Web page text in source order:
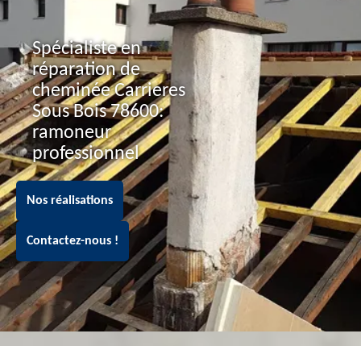
Spécialiste en
réparation de
cheminée Carrieres
Sous Bois 78600:
ramoneur
professionnel
Nos réalisations
Contactez-nous !